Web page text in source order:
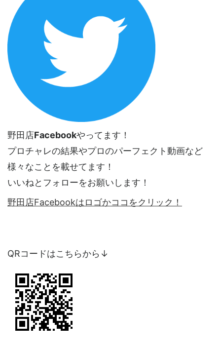
野田店Facebookやってます！
プロチャレの結果やプロのパーフェクト動画など
様々なことを載せてます！
いいねとフォローをお願いします！
野田店Facebookはロゴかココをクリック！
QRコードはこちらから↓